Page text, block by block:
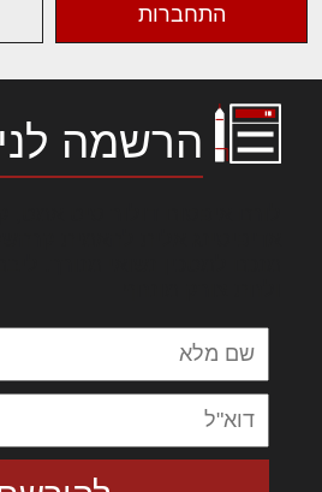
התחברות
הרשמה